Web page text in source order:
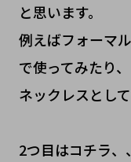
と思います。
例えばフォーマ
で使ってみたり、
ネックレスとし
2つ目はコチラ、